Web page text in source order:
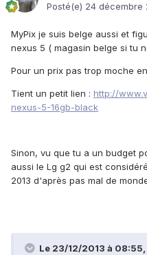
Posté(e) 24 décembre
MyPix je suis belge aussi et
nexus 5 ( magasin belge si tu
Pour un prix pas trop moche
Tient un petit lien : http://
nexus-5-16gb-black
Sinon, vu que tu a un budget
aussi le Lg g2 qui est
2013 d'après pas mal de
Le 23/12/2013 à